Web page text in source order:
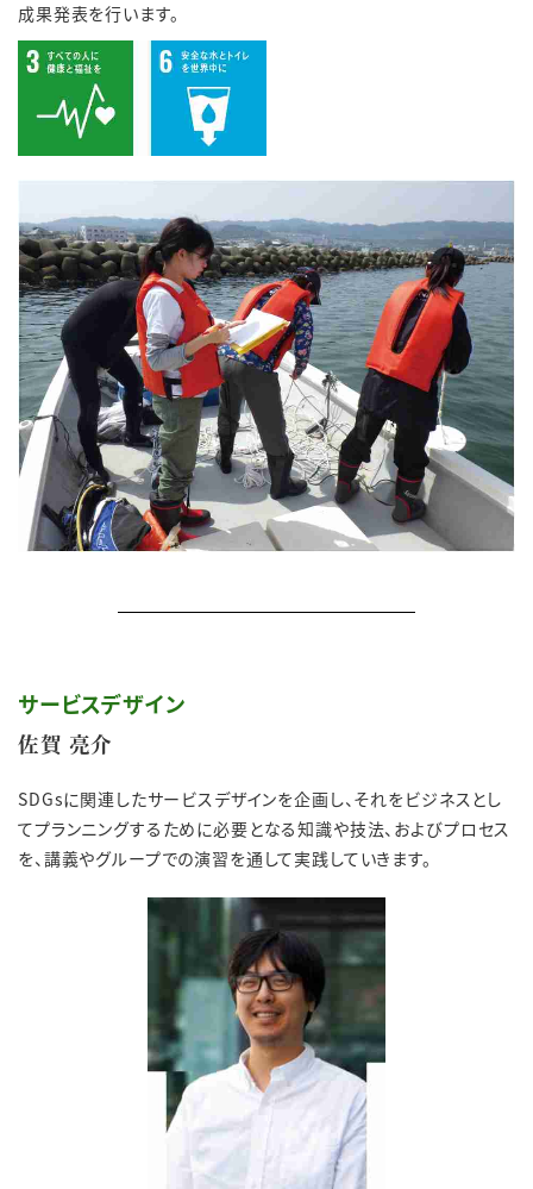
成果発表を行います。
サービスデザイン
佐賀 亮介
SDGsに関連したサービスデザインを企画し、それをビジネスとし
てプランニングするために必要となる知識や技法、およびプロセス
を、講義やグループでの演習を通して実践していきます。